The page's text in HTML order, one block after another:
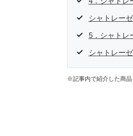
シャトレー
5．シャトレ
シャトレー
※記事内で紹介した商品